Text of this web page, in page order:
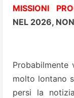
MISSIONI
NEL 2026,
molto lontano
persi la